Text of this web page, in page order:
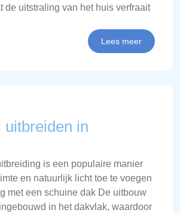
de uitstraling van het huis verfraait
Lees meer
uitbreiden in
is een populaire manier
en natuurlijk licht toe te voegen
met een schuine dak De uitbouw
in het dakvlak, waardoor